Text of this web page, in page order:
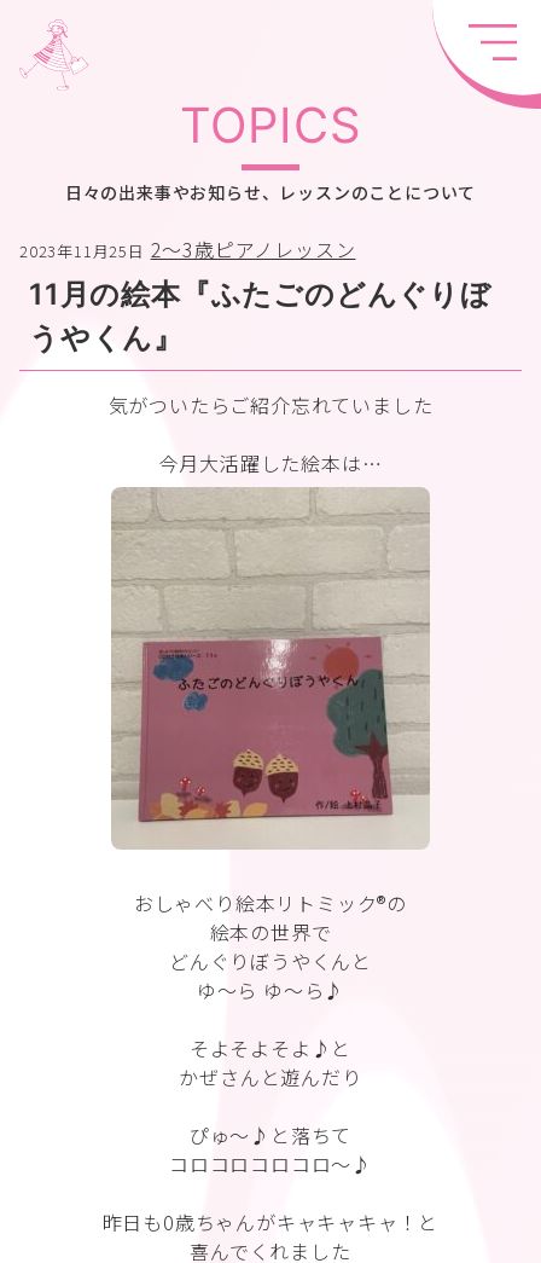
TOPICS
日々の出来事やお知らせ、レッスンのことについて
2023年11月25日 2〜3歳ピアノレッスン
11月の絵本『ふたごのどんぐりぼ
うやくん』
気がついたらご紹介忘れていました
今月大活躍した絵本は…
おしゃべり絵本リトミック®︎の
絵本の世界で
どんぐりぼうやくんと
ゆ〜ら ゆ〜ら♪
そよそよそよ♪と
かぜさんと遊んだり
ぴゅ〜♪と落ちて
コロコロコロコロ〜♪
昨日も0歳ちゃんがキャキャキャ！と
喜んでくれました